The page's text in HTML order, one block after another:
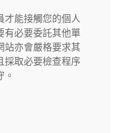
才能接觸您的個人
有必要委託其他單
站亦會嚴格要求其
採取必要檢查程序